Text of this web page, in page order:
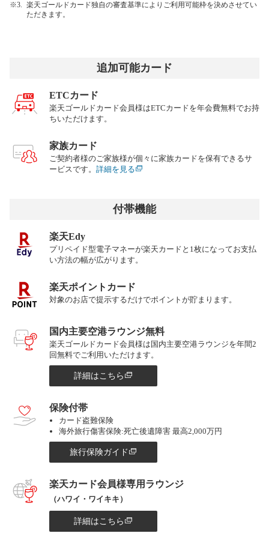
楽天ゴールドカード独自の審査基準によりご利用可能枠を決めさせてい
ただきます。
追加可能カード
ETCカード
楽天ゴールドカード会員様はETCカードを年会費無料でお持
ちいただけます。
家族カード
ご契約者様のご家族様が個々に家族カードを保有できるサ
ービスです。 詳細を見る
付帯機能
楽天Edy
プリペイド型電子マネーが楽天カードと1枚になってお支払
い方法の幅が広がります。
楽天ポイントカード
対象のお店で提示するだけでポイントが貯まります。
国内主要空港ラウンジ無料
楽天ゴールドカード会員様は国内主要空港ラウンジを年間2
回無料でご利用いただけます。
詳細はこちら
保険付帯
カード盗難保険
海外旅行傷害保険:死亡後遺障害 最高2,000万円
旅行保険ガイド
楽天カード会員様専用ラウンジ
（ハワイ・ワイキキ）
詳細はこちら